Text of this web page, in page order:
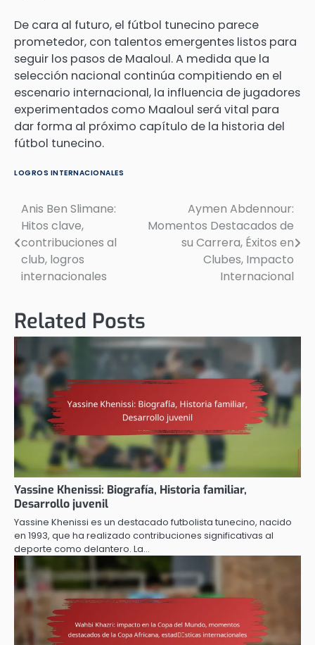
De cara al futuro, el fútbol tunecino parece
prometedor, con talentos emergentes listos para
seguir los pasos de Maaloul. A medida que la
selección nacional continúa compitiendo en el
escenario internacional, la influencia de jugadores
experimentados como Maaloul será vital para
dar forma al próximo capítulo de la historia del
fútbol tunecino.
LOGROS INTERNACIONALES
Post
navigation
Anis Ben Slimane:
Hitos clave,
contribuciones al
club, logros
internacionales
Aymen Abdennour:
Momentos Destacados de
su Carrera, Éxitos en
Clubes, Impacto
Internacional
Related Posts
Yassine Khenissi: Biografía, Historia familiar,
Desarrollo juvenil
Yassine Khenissi es un destacado futbolista tunecino, nacido
en 1993, que ha realizado contribuciones significativas al
deporte como delantero. La…